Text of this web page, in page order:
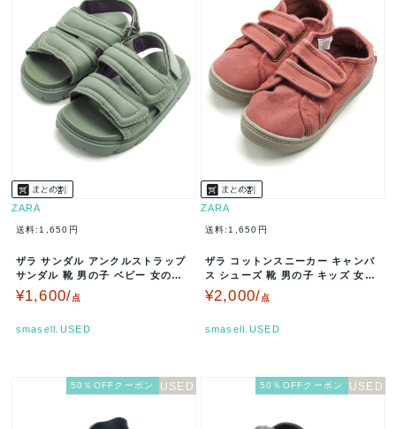
ZARA
送料:1,650円
ザラ サンダル アンクルストラップ
サンダル 靴 男の子 ベビー 女の子
用 21サイズ グリーン ZA…
¥1,600/点
smasell.USED
ZARA
送料:1,650円
ザラ コットンスニーカー キャンバ
ス シューズ 靴 男の子 キッズ 女の
子用 28サイズ ピンク Z…
¥2,000/点
smasell.USED
50％OFFクーポン 50％OFFクーポン